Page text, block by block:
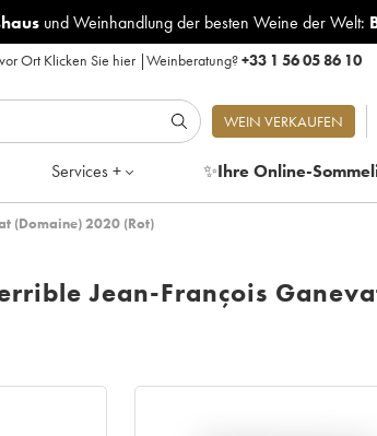
und Weinhandlung der besten Weine der Welt:
Ort Klicken Sie hier|Weinberatung?+33 1 56 05 86 10
WEIN VERKAUFEN
Services + ✨Ihre Online-
(Domaine) 2020 (Rot)
Jean-François